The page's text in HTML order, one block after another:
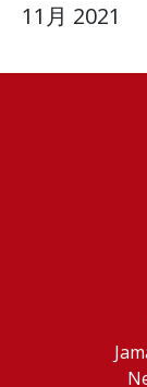
11月 2021